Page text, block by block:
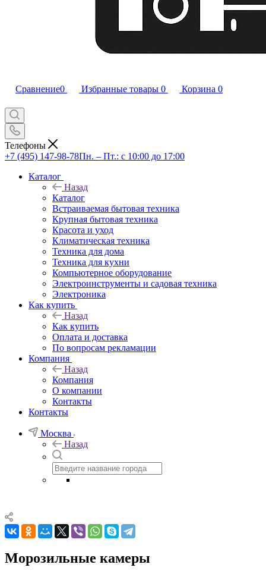
Сравнение0 Избранные товары 0 Корзина 0
Телефоны
+7 (495) 147-98-78Пн. – Пт.: с 10:00 до 17:00
Каталог
Назад
Каталог
Встраиваемая бытовая техника
Крупная бытовая техника
Красота и уход
Климатическая техника
Техника для дома
Техника для кухни
Компьютерное оборудование
Электроинструменты и садовая техника
Электроника
Как купить
Назад
Как купить
Оплата и доставка
По вопросам рекламации
Компания
Назад
Компания
О компании
Контакты
Контакты
Москва
Назад
Морозильные камеры